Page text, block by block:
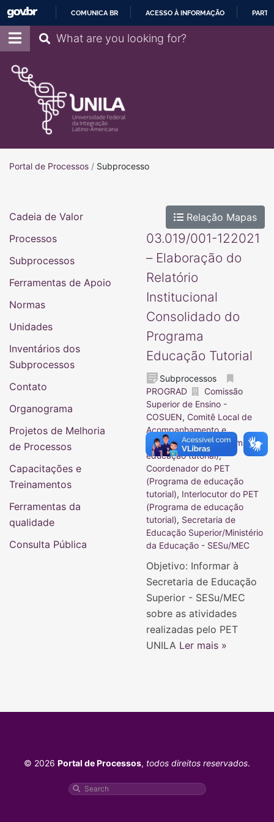
COMUNICA BR ACESSO À INFORMAÇÃO
Pesquisar
Portal de ProcessosPortal de Processos
/ Subprocesso
Relação Mapas
03.019/001-122021
– Elaboração do
Relatório
Institucional
Consolidado do
Programa
Educação Tutorial
Subprocessos
PROGRAD
Comissão
Superior de Ensino -
COSUEN, Comitê Local de
Acompanhamento e
Avaliação (PET-Programa de
educação tutorial),
Coordenador do PET
(Programa de educação
tutorial), Interlocutor do PET
(Programa de educação
tutorial), Secretaria de
Educação Superior/Ministério
da Educação - SESu/MEC
Objetivo: Informar à
Secretaria de Educação
Superior - SESu/MEC
sobre as atividades
realizadas pelo PET
UNILA Ler mais »
Cadeia de Valor
Processos
Subprocessos
Ferramentas de Apoio
Normas
Unidades
Inventários dos
Subprocessos
Contato
Organograma
Projetos de Melhoria
de Processos
Capacitações e
Treinamentos
Ferramentas da
qualidade
Consulta Pública
© 2026 Portal de Processos, todos direitos reservados.
Pesquisar